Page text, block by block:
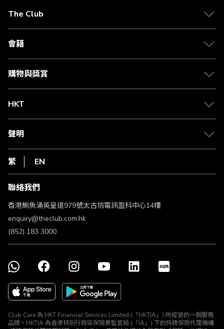
The Club
關於 The Club
合作夥伴
媒體中心
會籍
會籍及專屬禮遇
賺取積分
購物與獎賞
物流與配送
Club Shopping 商品領取站
常見問題
HKT
csl.
1010
HKT
聲明
私隱聲明
使用條款
條款及細則
不歧視及不騷擾聲明
認可牌照及通告
繁 EN
聯絡我們
香港鰂魚涌英皇道979號太古坊電訊盈科中心14樓
enquiry@theclub.com.hk
(852) 183 3000
Club Care 為 HKT Financial Services Limited (「HKTIA」) 所經營的一個服務
品牌。HKTIA 為香港特別行政區保險業監管局 (「IA」) 下的持牌保險代理機構